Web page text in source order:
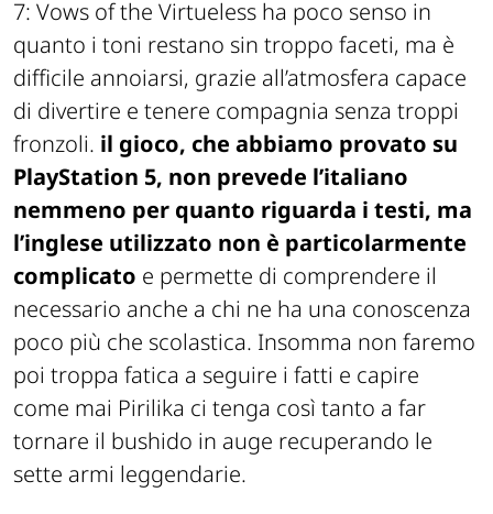
7: Vows of the Virtueless ha poco senso in
quanto i toni restano sin troppo faceti, ma è
difficile annoiarsi, grazie all’atmosfera capace
di divertire e tenere compagnia senza troppi
fronzoli. il gioco, che abbiamo provato su
PlayStation 5, non prevede l’italiano
nemmeno per quanto riguarda i testi, ma
l’inglese utilizzato non è particolarmente
complicato e permette di comprendere il
necessario anche a chi ne ha una conoscenza
poco più che scolastica. Insomma non faremo
poi troppa fatica a seguire i fatti e capire
come mai Pirilika ci tenga così tanto a far
tornare il bushido in auge recuperando le
sette armi leggendarie.